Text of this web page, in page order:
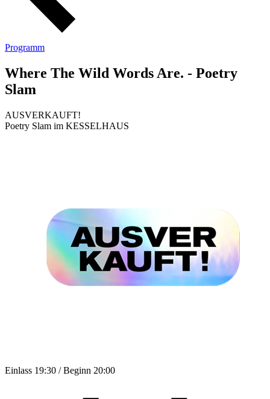
Programm
Where The Wild Words Are. - Poetry
Slam
AUSVERKAUFT!
Poetry Slam im KESSELHAUS
Einlass 19:30 / Beginn 20:00